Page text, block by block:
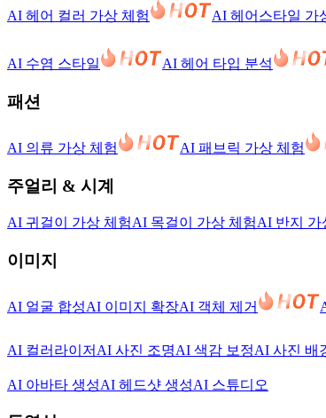
AI 헤어 컬러 가상 체험 AI 헤어스타일 가
AI 수염 스타일 AI 헤어 타입 분석
패션
AI 의류 가상 체험 AI 패브릭 가상 체험
주얼리 & 시계
AI 귀걸이 가상 체험AI 목걸이 가상 체험AI 반지 가
이미지
AI 얼굴 합성AI 이미지 확장AI 객체 제거
AI 컬러라이저 AI 사진 조명AI 색감 보정AI 사진 배
AI 아바타 생성AI 헤드샷 생성AI 스튜디오